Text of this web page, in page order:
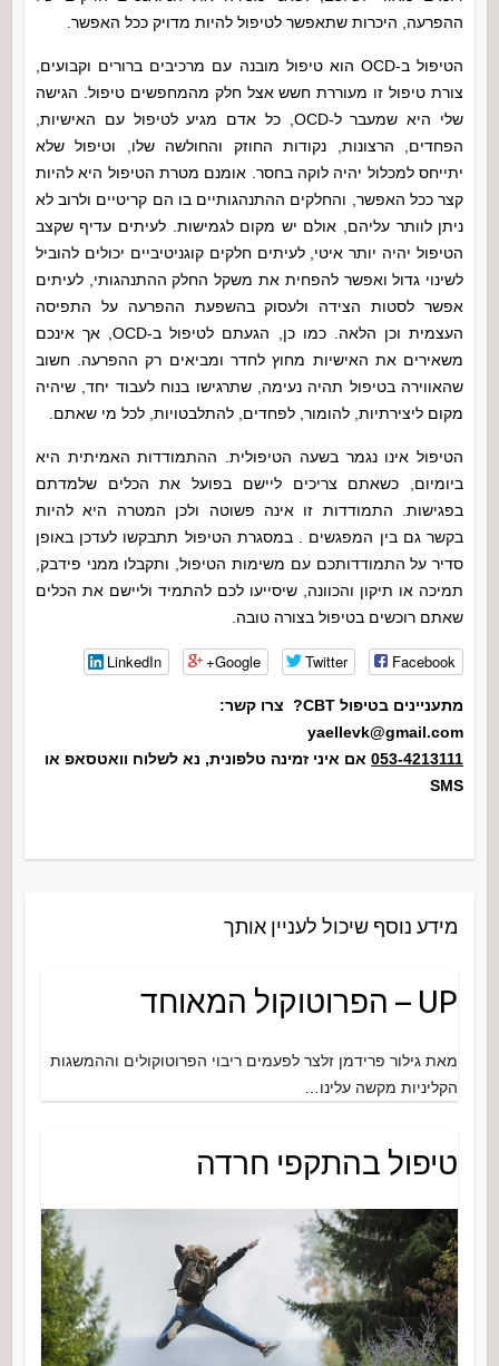
ההפרעה, היכרות שתאפשר לטיפול להיות מדויק ככל האפשר.
הטיפול ב-OCD הוא טיפול מובנה עם מרכיבים ברורים וקבועים,
צורת טיפול זו מעוררת חשש אצל חלק מהמחפשים טיפול. הגישה
שלי היא שמעבר ל-OCD, כל אדם מגיע לטיפול עם האישיות,
הפחדים, הרצונות, נקודות החוזק והחולשה שלו, וטיפול שלא
יתייחס למכלול יהיה לוקה בחסר. אומנם מטרת הטיפול היא להיות
קצר ככל האפשר, והחלקים ההתנהגותיים בו הם קריטיים ולרוב לא
ניתן לוותר עליהם, אולם יש מקום לגמישות. לעיתים עדיף שקצב
הטיפול יהיה יותר איטי, לעיתים חלקים קוגניטיביים יכולים להוביל
לשינוי גדול ואפשר להפחית את משקל החלק ההתנהגותי, לעיתים
אפשר לסטות הצידה ולעסוק בהשפעת ההפרעה על התפיסה
העצמית וכן הלאה. כמו כן, הגעתם לטיפול ב-OCD, אך אינכם
משאירים את האישיות מחוץ לחדר ומביאים רק ההפרעה. חשוב
שהאווירה בטיפול תהיה נעימה, שתרגישו בנוח לעבוד יחד, שיהיה
מקום ליצירתיות, להומור, לפחדים, להתלבטויות, לכל מי שאתם.
הטיפול אינו נגמר בשעה הטיפולית. ההתמודדות האמיתית היא
ביומיום, כשאתם צריכים ליישם בפועל את הכלים שלמדתם
בפגישות. התמודדות זו אינה פשוטה ולכן המטרה היא להיות
בקשר גם בין המפגשים . במסגרת הטיפול תתבקשו לעדכן באופן
סדיר על התמודדותכם עם משימות הטיפול, ותקבלו ממני פידבק,
תמיכה או תיקון והכוונה, שיסייעו לכם להתמיד וליישם את הכלים
שאתם רוכשים בטיפול בצורה טובה.
Facebook
Twitter
Google+
LinkedIn
מתעניינים בטיפול CBT? צרו קשר:
yaellevk@gmail.com
053-4213111 אם איני זמינה טלפונית, נא לשלוח וואטסאפ או
SMS
מידע נוסף שיכול לעניין אותך
UP – הפרוטוקול המאוחד
מאת גילור פרידמן זלצר לפעמים ריבוי הפרוטוקולים וההמשגות
הקליניות מקשה עלינו…
טיפול בהתקפי חרדה